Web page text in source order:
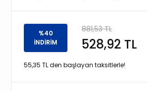
%40
İNDİRİM
881,53 TL
528,92 TL
55,35 TL den başlayan taksitlerle!